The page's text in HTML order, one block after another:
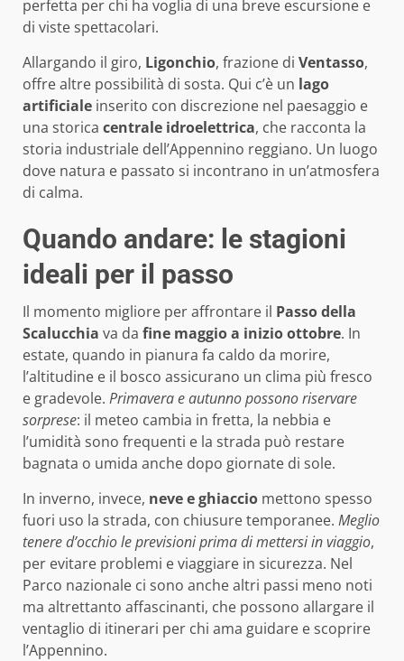
perfetta per chi ha voglia di una breve escursione e
di viste spettacolari.
Allargando il giro, Ligonchio, frazione di Ventasso,
offre altre possibilità di sosta. Qui c’è un lago
artificiale inserito con discrezione nel paesaggio e
una storica centrale idroelettrica, che racconta la
storia industriale dell’Appennino reggiano. Un luogo
dove natura e passato si incontrano in un’atmosfera
di calma.
Quando andare: le stagioni
ideali per il passo
Il momento migliore per affrontare il Passo della
Scalucchia va da fine maggio a inizio ottobre. In
estate, quando in pianura fa caldo da morire,
l’altitudine e il bosco assicurano un clima più fresco
e gradevole. Primavera e autunno possono riservare
sorprese: il meteo cambia in fretta, la nebbia e
l’umidità sono frequenti e la strada può restare
bagnata o umida anche dopo giornate di sole.
In inverno, invece, neve e ghiaccio mettono spesso
fuori uso la strada, con chiusure temporanee. Meglio
tenere d’occhio le previsioni prima di mettersi in viaggio,
per evitare problemi e viaggiare in sicurezza. Nel
Parco nazionale ci sono anche altri passi meno noti
ma altrettanto affascinanti, che possono allargare il
ventaglio di itinerari per chi ama guidare e scoprire
l’Appennino.